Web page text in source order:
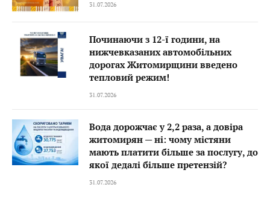
31.07.2026
Починаючи з 12-ї години, на
нижчевказаних автомобільних
дорогах Житомирщини введено
тепловий режим!
31.07.2026
Вода дорожчає у 2,2 раза, а довіра
житомирян — ні: чому містяни
мають платити більше за послугу, до
якої дедалі більше претензій?
31.07.2026